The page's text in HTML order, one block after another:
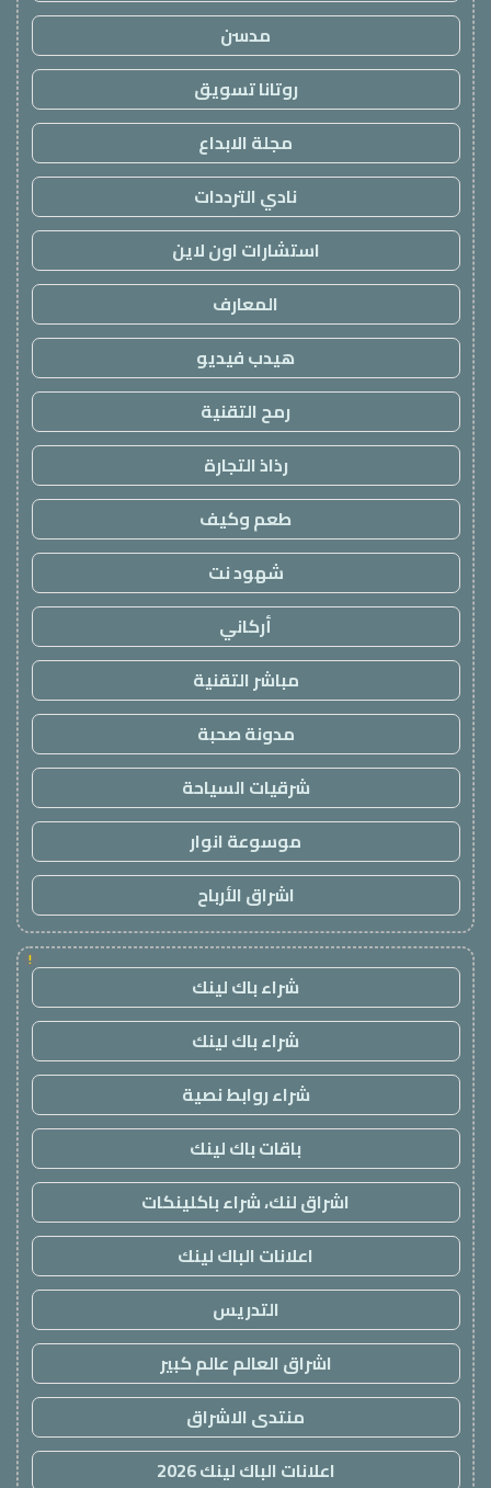
مدسن
روتانا تسويق
مجلة الابداع
نادي الترددات
استشارات اون لاين
المعارف
هيدب فيديو
رمح التقنية
رذاذ التجارة
طعم وكيف
شهود نت
أركاني
مباشر التقنية
مدونة صحبة
شرقيات السياحة
موسوعة انوار
اشراق الأرباح
!
شراء باك لينك
شراء باك لينك
شراء روابط نصية
باقات باك لينك
اشراق لنك، شراء باكلينكات
اعلانات الباك لينك
التدريس
اشراق العالم عالم كبير
منتدى الاشراق
اعلانات الباك لينك 2026